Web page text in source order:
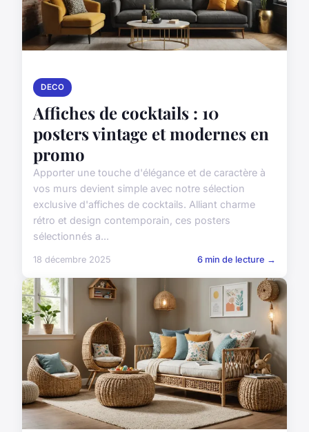
DECO
Affiches de cocktails : 10
posters vintage et modernes en
promo
Apporter une touche d'élégance et de caractère à
vos murs devient simple avec notre sélection
exclusive d'affiches de cocktails. Alliant charme
rétro et design contemporain, ces posters
sélectionnés a...
18 décembre 2025 6 min de lecture →